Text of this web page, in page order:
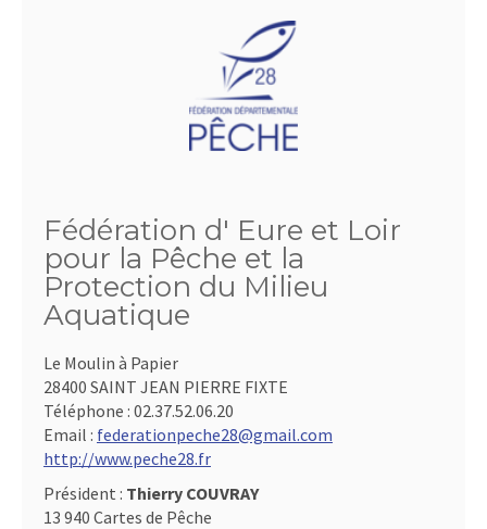
Fédération d' Eure et Loir
pour la Pêche et la
Protection du Milieu
Aquatique
Le Moulin à Papier
28400 SAINT JEAN PIERRE FIXTE
Téléphone : 02.37.52.06.20
Email : federationpeche28@gmail.com
http://www.peche28.fr
Président : Thierry COUVRAY
13 940 Cartes de Pêche